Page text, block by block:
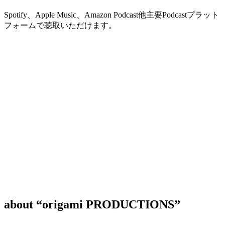
Spotify、Apple Music、Amazon Podcast他主要Podcastプラット
フォームで聴取いただけます。
about “origami PRODUCTIONS”